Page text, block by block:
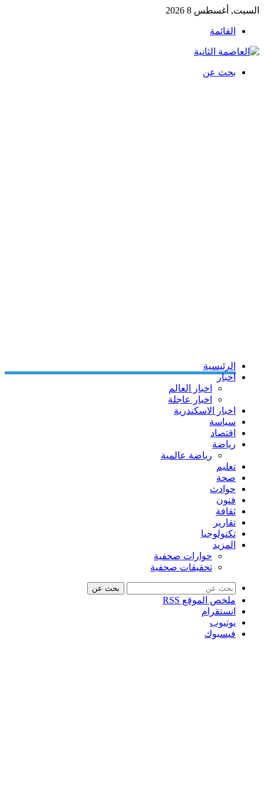
السبت, أغسطس 8 2026
القائمة
بحث عن
الرئيسية
اخبار
اخبار العالم
اخبار عاجلة
اخبار الاسكندرية
سياسة
اقتصاد
رياضة
رياضة عالمية
تعليم
صحة
حوادث
فنون
ثقافة
تقارير
تكنولوجيا
المزيد
حوارات صحفية
تحقيقات صحفية
بحث عن
ملخص الموقع RSS
انستقرام
يوتيوب
فيسبوك